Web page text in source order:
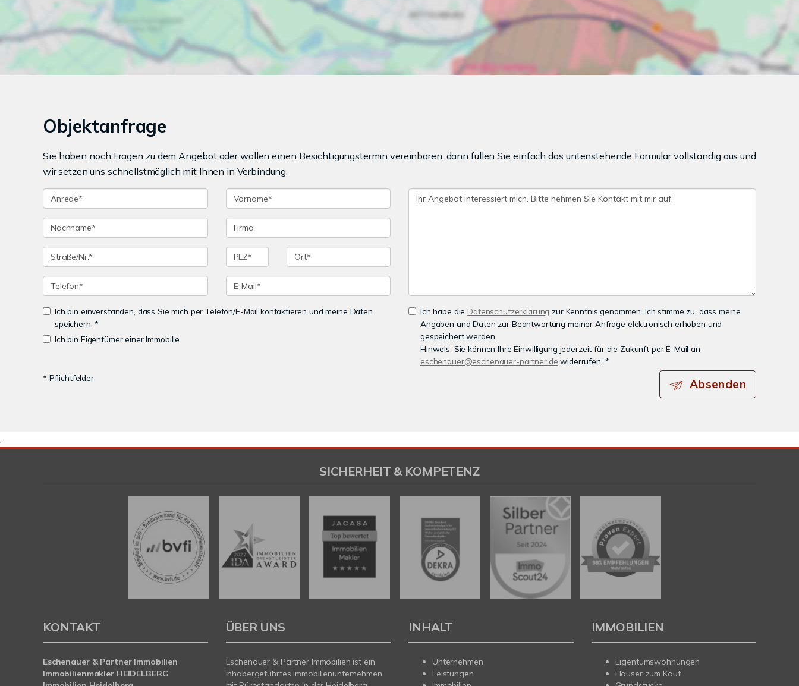
Objektanfrage
Sie haben noch Fragen zu dem Angebot oder wollen einen Besichtigungstermin vereinbaren, dann füllen Sie einfach das untenstehende Formular vollständig aus und
wir setzen uns schnellstmöglich mit Ihnen in Verbindung.
Ich bin einverstanden, dass Sie mich per Telefon/E-Mail kontaktieren und meine Daten
speichern. *
Ich bin Eigentümer einer Immobilie.
Ich habe die Datenschutzerklärung zur Kenntnis genommen. Ich stimme zu, dass meine
Angaben und Daten zur Beantwortung meiner Anfrage elektronisch erhoben und
gespeichert werden.
Hinweis: Sie können Ihre Einwilligung jederzeit für die Zukunft per E-Mail an
eschenauer@eschenauer-partner.de widerrufen. *
* Pflichtfelder
Absenden
.
SICHERHEIT & KOMPETENZ
KONTAKT
Eschenauer & Partner Immobilien
Immobilienmakler HEIDELBERG
ÜBER UNS
Eschenauer & Partner Immobilien ist ein
inhabergeführtes Immobilienunternehmen
INHALT
Unternehmen
Leistungen
IMMOBILIEN
Eigentumswohnungen
Häuser zum Kauf